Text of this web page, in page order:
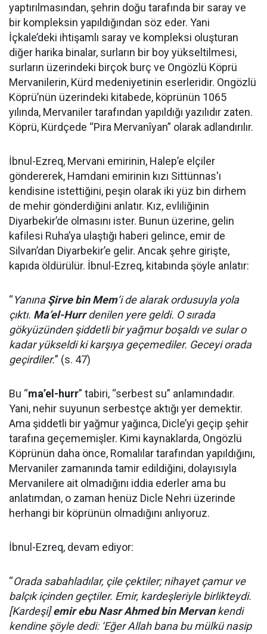
yaptırılmasından, şehrin doğu tarafında bir saray ve
bir kompleksin yapıldığından söz eder. Yani
İçkale’deki ihtişamlı saray ve kompleksi oluşturan
diğer harika binalar, surların bir boy yükseltilmesi,
surların üzerindeki birçok burç ve Ongözlü Köprü
Mervanilerin, Kürd medeniyetinin eserleridir. Ongözlü
Köprü’nün üzerindeki kitabede, köprünün 1065
yılında, Mervaniler tarafından yapıldığı yazılıdır zaten.
Köprü, Kürdçede “Pira Mervanîyan” olarak adlandırılır.
İbnul-Ezreq, Mervani emirinin, Halep’e elçiler
göndererek, Hamdani emirinin kızı Sittünnas'ı
kendisine istettiğini, peşin olarak iki yüz bin dirhem
de mehir gönderdiğini anlatır. Kız, evliliğinin
Diyarbekir’de olmasını ister. Bunun üzerine, gelin
kafilesi Ruha’ya ulaştığı haberi gelince, emir de
Silvan’dan Diyarbekir’e gelir. Ancak şehre girişte,
kapıda öldürülür. İbnul-Ezreq, kitabında şöyle anlatır:
“YanınaŞirve bin Mem’i de alarak ordusuyla yola
çıktı. Ma’el-Hurrdenilen yere geldi. O sırada
gökyüzünden şiddetli bir yağmur boşaldı ve sular o
kadar yükseldi ki karşıya geçemediler. Geceyi orada
geçirdiler.” (s. 47)
Bu “ma’el-hurr” tabiri, “serbest su” anlamındadır.
Yani, nehir suyunun serbestçe aktığı yer demektir.
Ama şiddetli bir yağmur yağınca, Dicle’yi geçip şehir
tarafına geçememişler. Kimi kaynaklarda, Ongözlü
Köprünün daha önce, Romalılar tarafından yapıldığını,
Mervaniler zamanında tamir edildiğini, dolayısıyla
Mervanilere ait olmadığını iddia ederler ama bu
anlatımdan, o zaman henüz Dicle Nehri üzerinde
herhangi bir köprünün olmadığını anlıyoruz.
İbnul-Ezreq, devam ediyor:
“Orada sabahladılar, çile çektiler; nihayet çamur ve
balçık içinden geçtiler. Emir, kardeşleriyle birlikteydi.
[Kardeşi]emir ebu Nasr Ahmed bin Mervankendi
kendine şöyle dedi: ‘Eğer Allah bana bu mülkü nasip